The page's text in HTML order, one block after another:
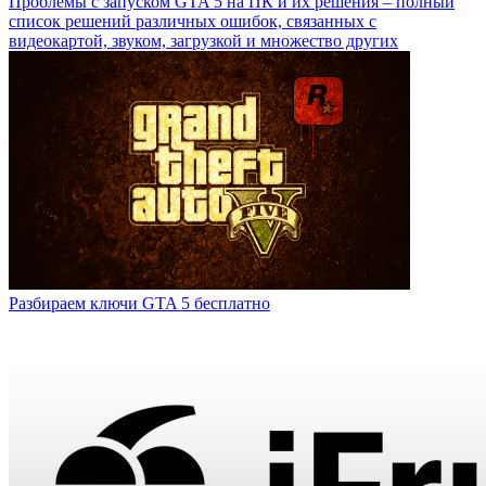
список решений различных ошибок, связанных с
видеокартой, звуком, загрузкой и множество других
Разбираем ключи GTA 5 бесплатно